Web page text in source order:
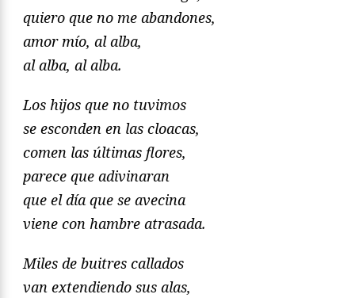
quiero que no me abandones,
amor mío, al alba,
al alba, al alba.
Los hijos que no tuvimos
se esconden en las cloacas,
comen las últimas flores,
parece que adivinaran
que el día que se avecina
viene con hambre atrasada.
Miles de buitres callados
van extendiendo sus alas,